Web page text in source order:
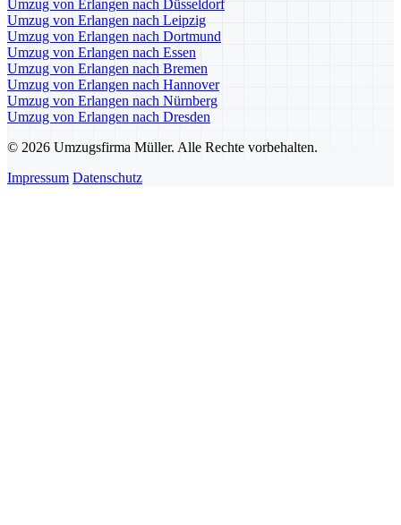
Umzug von Erlangen nach Düsseldorf
Umzug von Erlangen nach Leipzig
Umzug von Erlangen nach Dortmund
Umzug von Erlangen nach Essen
Umzug von Erlangen nach Bremen
Umzug von Erlangen nach Hannover
Umzug von Erlangen nach Nürnberg
Umzug von Erlangen nach Dresden
© 2026 Umzugsfirma Müller. Alle Rechte vorbehalten.
Impressum Datenschutz